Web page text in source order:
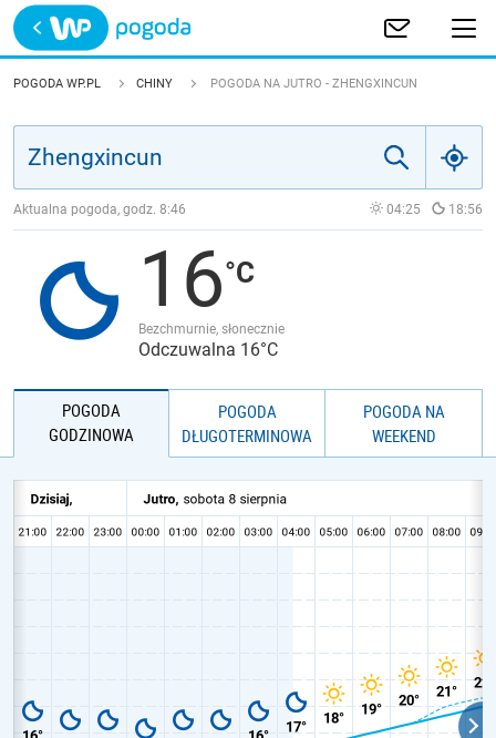
Trwa ładowanie
POLSKA
JAKOŚĆ POWIETRZA
POGODA WP.PL CHINY POGODA NA JUTRO - ZHENGXINCUN
Aktualna pogoda, godz. 8:46 04:25 18:56
16
Bezchmurnie, słonecznie
Odczuwalna 16°C
POGODA
GODZINOWA
POGODA
DŁUGOTERMINOWA
POGODA NA
WEEKEND